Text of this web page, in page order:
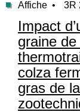
Affiche • 3R
Impact
graine
colza
gras de